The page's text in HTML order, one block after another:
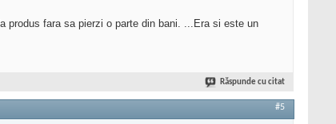
produs fara sa pierzi o parte din bani. ...Era si este un
Răspunde cu citat
#5